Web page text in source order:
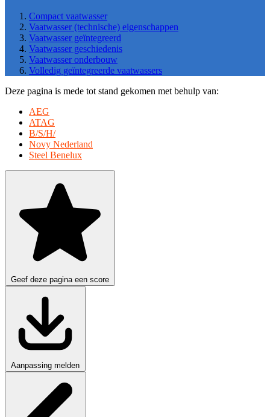
Compact vaatwasser
Vaatwasser (technische) eigenschappen
Vaatwasser geïntegreerd
Vaatwasser geschiedenis
Vaatwasser onderbouw
Volledig geïntegreerde vaatwassers
Deze pagina is mede tot stand gekomen met behulp van:
AEG
ATAG
B/S/H/
Novy Nederland
Steel Benelux
Geef deze pagina een score
Aanpassing melden